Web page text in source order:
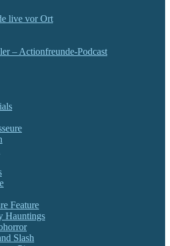
live vor Ort
– Actionfreunde-Podcast
Feature
Hauntings
Slash